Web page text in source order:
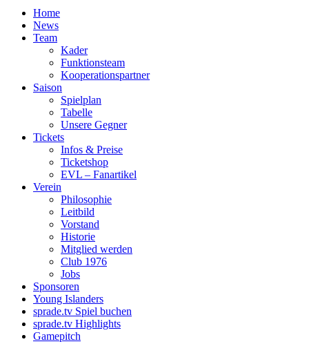
Home
News
Team
Kader
Funktionsteam
Kooperationspartner
Saison
Spielplan
Tabelle
Unsere Gegner
Tickets
Infos & Preise
Ticketshop
EVL – Fanartikel
Verein
Philosophie
Leitbild
Vorstand
Historie
Mitglied werden
Club 1976
Jobs
Sponsoren
Young Islanders
sprade.tv Spiel buchen
sprade.tv Highlights
Gamepitch